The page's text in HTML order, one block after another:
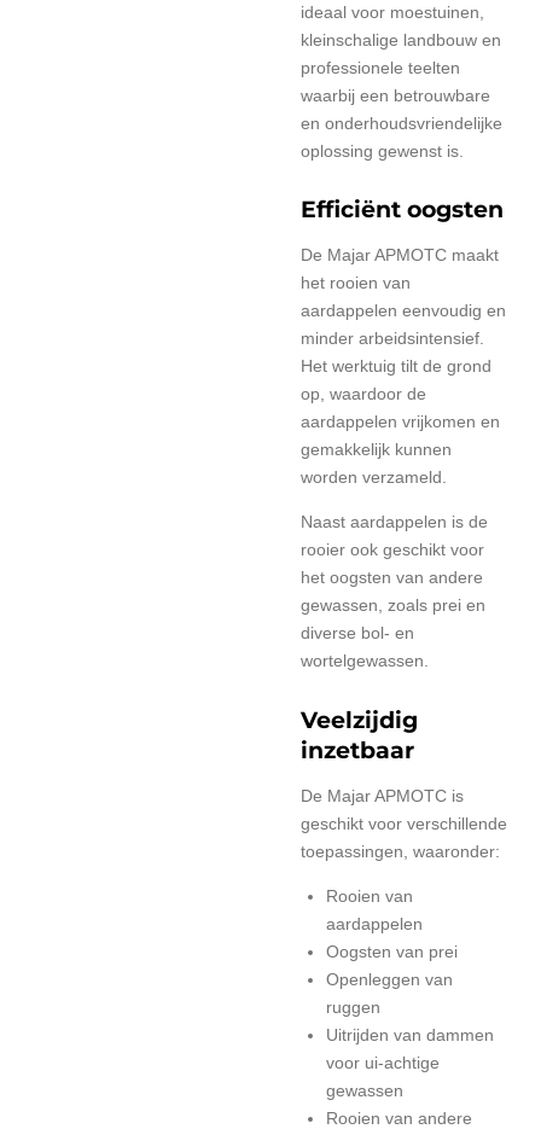
ideaal voor moestuinen,
kleinschalige landbouw en
professionele teelten
waarbij een betrouwbare
en onderhoudsvriendelijke
oplossing gewenst is.
Efficiënt oogsten
De Majar APMOTC maakt
het rooien van
aardappelen eenvoudig en
minder arbeidsintensief.
Het werktuig tilt de grond
op, waardoor de
aardappelen vrijkomen en
gemakkelijk kunnen
worden verzameld.
Naast aardappelen is de
rooier ook geschikt voor
het oogsten van andere
gewassen, zoals prei en
diverse bol- en
wortelgewassen.
Veelzijdig
inzetbaar
De Majar APMOTC is
geschikt voor verschillende
toepassingen, waaronder:
Rooien van
aardappelen
Oogsten van prei
Openleggen van
ruggen
Uitrijden van dammen
voor ui-achtige
gewassen
Rooien van andere